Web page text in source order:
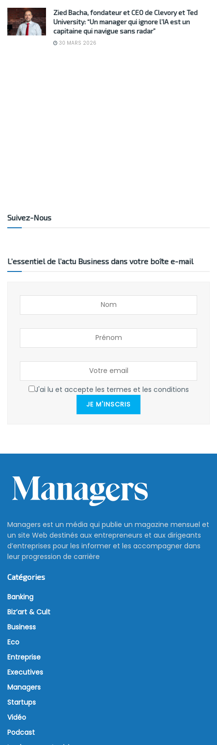
Zied Bacha, fondateur et CEO de Clevory et Ted
University: “Un manager qui ignore l’IA est un
capitaine qui navigue sans radar”
30 MARS 2026
Suivez-Nous
L’essentiel de l’actu Business dans votre boîte e-mail
J'ai lu et accepte les termes et les conditions
JE M'INSCRIS
Managers est un média qui publie un magazine mensuel et
un site Web destinés aux entrepreneurs et aux dirigeants
d’entreprises pour les informer et les accompagner dans
leur progression de carrière
Catégories
Banking
Biz’art & Cult
Business
Eco
Entreprise
Executives
Managers
Startups
Vidéo
Podcast